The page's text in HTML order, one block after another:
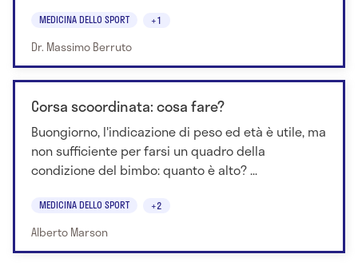
MEDICINA DELLO SPORT +1
Dr. Massimo Berruto
Corsa scoordinata: cosa fare?
Buongiorno, l'indicazione di peso ed età è utile, ma
non sufficiente per farsi un quadro della
condizione del bimbo: quanto è alto? ...
MEDICINA DELLO SPORT +2
Alberto Marson